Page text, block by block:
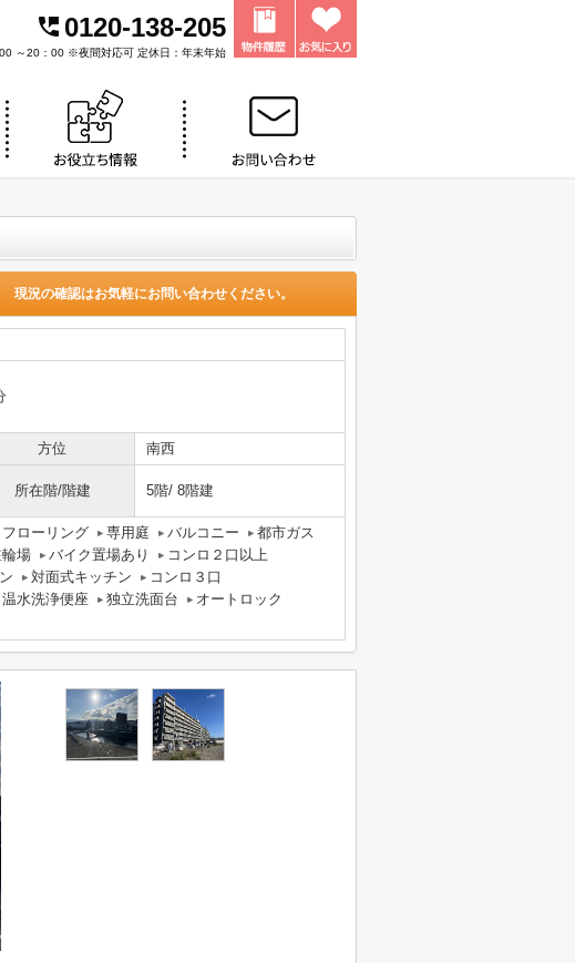
0120-138-205
～20：00 ※夜間対応可 定休日：年末年始
現況の確認はお気軽にお問い合わせください。
方位 南西
所在階/階建 5階/ 8階建
フローリング 専用庭 バルコニー
都市ガス
場 バイク置場あり
コンロ２口以上
対面式キッチン
コンロ３口
温水洗浄便座 独立洗面台
オートロック